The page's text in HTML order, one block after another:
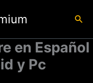
en Español
y Pc